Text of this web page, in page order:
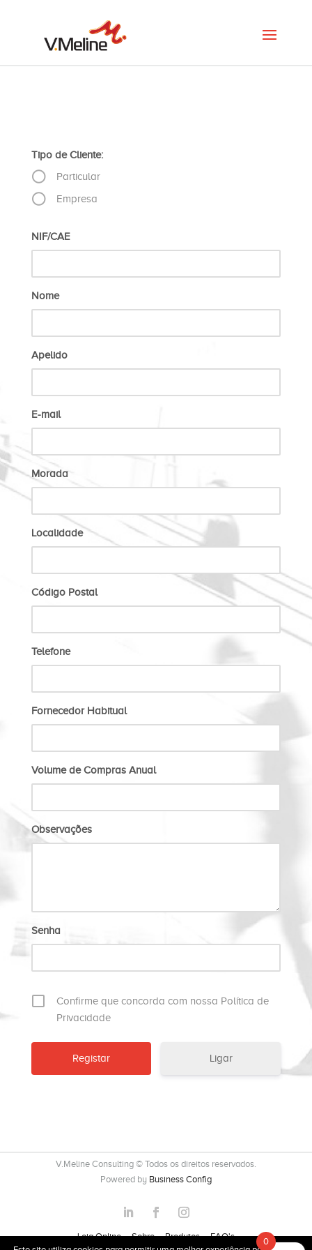
Tipo de Cliente:
Particular
Empresa
NIF/CAE
Nome
Apelido
E-mail
Morada
Localidade
Código Postal
Telefone
Fornecedor Habitual
Volume de Compras Anual
Observações
Senha
Confirme que concorda com nossa Política de
Privacidade
Ligar
V.Meline Consulting © Todos os direitos reservados.
Powered by Business Config
Loja Online Sobre ProdutosFAQ's
0